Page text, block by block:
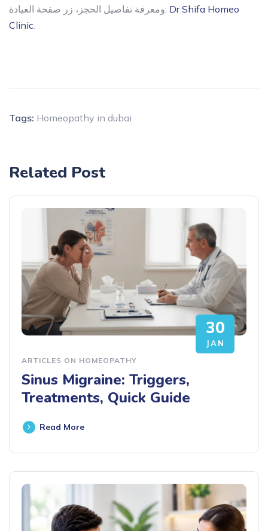
ومعرفة تفاصيل الحجز، زر صفحة العيادة: Dr Shifa Homeo
Clinic
Tags: Homeopathy in dubai
Related Post
30
JAN
ARTICLES ON HOMEOPATHY
Sinus Migraine: Triggers,
Treatments, Quick Guide
Read More